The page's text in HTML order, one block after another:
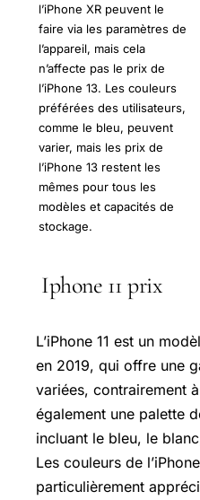
l’iPhone XR peuvent le
faire via les paramètres de
l’appareil, mais cela
n’affecte pas le prix de
l’iPhone 13. Les couleurs
préférées des utilisateurs,
comme le bleu, peuvent
varier, mais les prix de
l’iPhone 13 restent les
mêmes pour tous les
modèles et capacités de
stockage.
Iphone 11 prix
L’iPhone 11 est un
en 2019, qui offre une
variées, contrairement
également une palette
incluant le bleu, le
Les couleurs de
particulièrement